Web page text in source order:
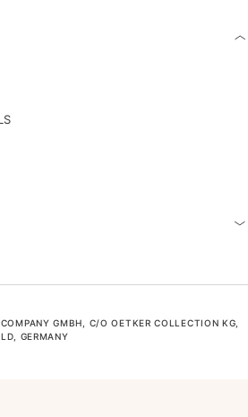
GMBH, C/O OETKER COLLECTION KG,
GERMANY